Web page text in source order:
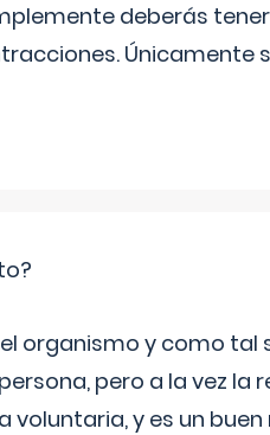
deberás
Únicamente
organismo y como tal
pero a la vez la
y es un